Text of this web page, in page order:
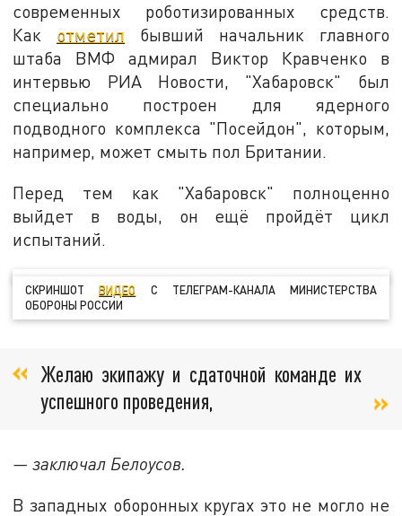
современных роботизированных средств.
Как отметил бывший начальник главного
штаба ВМФ адмирал Виктор Кравченко в
интервью РИА Новости, "Хабаровск" был
специально построен для ядерного
подводного комплекса "Посейдон", которым,
например, может смыть пол Британии.
Перед тем как "Хабаровск" полноценно
выйдет в воды, он ещё пройдёт цикл
испытаний.
СКРИНШОТВИДЕО С ТЕЛЕГРАМ-КАНАЛА МИНИСТЕРСТВА
ОБОРОНЫ РОССИИ
Желаю экипажу и сдаточной команде их
успешного проведения,
— заключал Белоусов.
В западных оборонных кругах это не могло не